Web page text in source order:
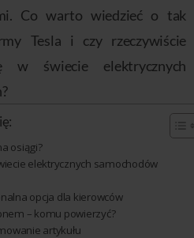
Co warto wiedzieć o tak
Tesla i czy rzeczywiście
w świecie elektrycznych
osiągi?
elektrycznych samochodów
opcja dla kierowców
– komu powierzyć?
artykułu